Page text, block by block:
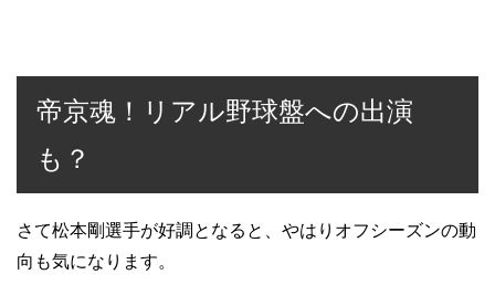
帝京魂！リアル野球盤への出演
も？
さて松本剛選手が好調となると、やはりオフシーズンの動
向も気になります。